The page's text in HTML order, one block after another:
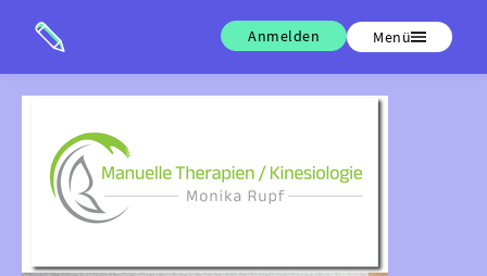
Anmelden Menü